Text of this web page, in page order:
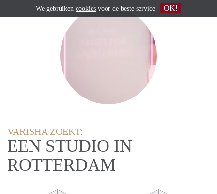
VARISHA ZOEKT:
EEN STUDIO IN
ROTTERDAM
We gebruiken cookies voor de beste service OK!